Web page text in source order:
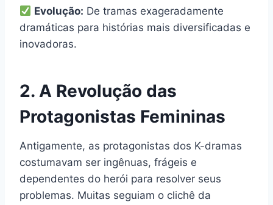
Evolução: De tramas exageradamente
dramáticas para histórias mais diversificadas e
inovadoras.
2. A Revolução das
Protagonistas Femininas
Antigamente, as protagonistas dos K-dramas
costumavam ser ingênuas, frágeis e
dependentes do herói para resolver seus
problemas. Muitas seguiam o clichê da